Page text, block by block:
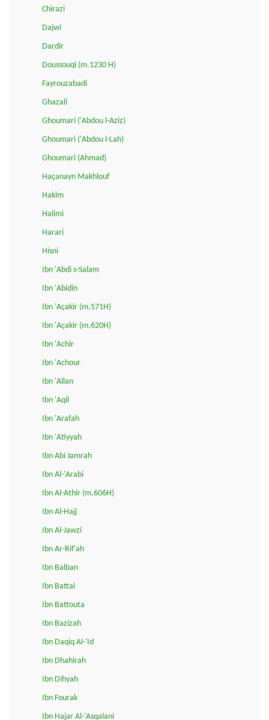
Chirazi
Dajwi
Dardir
Doussouqi (m.1230 H)
Fayrouzabadi
Ghazali
Ghoumari ('Abdou l-Aziz)
Ghoumari ('Abdou l-Lah)
Ghoumari (Ahmad)
Haçanayn Makhlouf
Hakim
Halimi
Harari
Hisni
Ibn 'Abdi s-Salam
Ibn 'Abidin
Ibn 'Açakir (m.571H)
Ibn 'Açakir (m.620H)
Ibn 'Achir
Ibn 'Achour
Ibn 'Allan
Ibn 'Aqil
Ibn 'Arafah
Ibn 'Atiyyah
Ibn Abi Jamrah
Ibn Al-'Arabi
Ibn Al-Athir (m.606H)
Ibn Al-Hajj
Ibn Al-Jawzi
Ibn Ar-Rif'ah
Ibn Balban
Ibn Battal
Ibn Battouta
Ibn Bazizah
Ibn Daqiq Al-'Id
Ibn Dhahirah
Ibn Dihyah
Ibn Fourak
Ibn Hajar Al-'Asqalani